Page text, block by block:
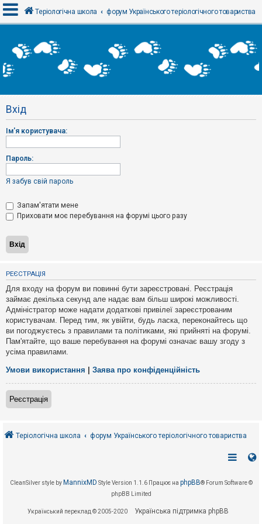
х
і
Р
є
т
р
а
і
Т
м
и
б
з
в
і
д
п
о
в
і
д
е
й
А
к
т
и
і
Теріологічна школа форум Українського теріологічного товариства
Вхід
Ім'я користувача:
Пароль:
Я забув свій пароль
Запам'ятати мене
Приховати моє перебування на форумі цього разу
РЕЄСТРАЦІЯ
Для входу на форум ви повинні бути зареєстровані. Реєстрація
займає декілька секунд але надає вам більш широкі можливості.
Адміністратор може надати додаткові привілеї зареєстрованим
користувачам. Перед тим, як увійти, будь ласка, переконайтесь що
ви погоджуєтесь з правилами та політиками, які прийняті на форумі.
Пам'ятайте, що ваше перебування на форумі означає вашу згоду з
усіма правилами.
Умови використання Заява про конфіденційність
Реєстрація
Теріологічна школа форум Українського теріологічного товариства
CleanSilver style by MannixMD Style Version 1.1.6 Працює на phpBB® Forum Software ©
phpBB Limited
Український переклад © 2005-2020 Українська підтримка phpBB